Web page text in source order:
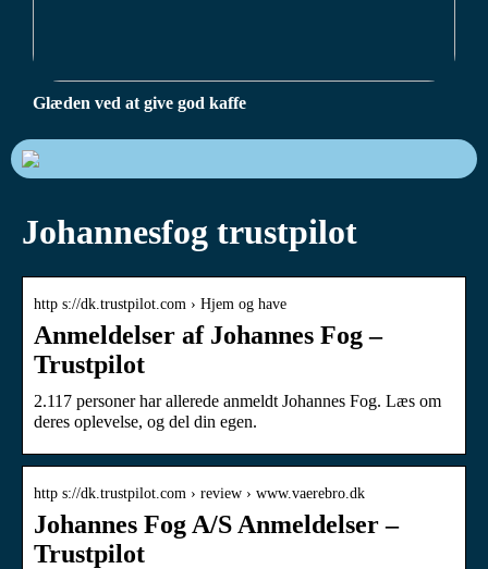
Glæden ved at give god kaffe
Johannesfog trustpilot
http s://dk.trustpilot.com › Hjem og have
Anmeldelser af Johannes Fog –
Trustpilot
2.117 personer har allerede anmeldt Johannes Fog. Læs om
deres oplevelse, og del din egen.
http s://dk.trustpilot.com › review › www.vaerebro.dk
Johannes Fog A/S Anmeldelser –
Trustpilot